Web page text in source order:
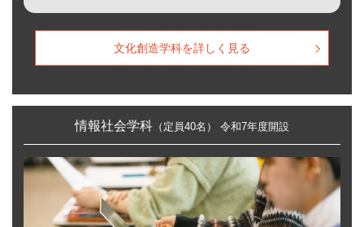
文化創造学科を詳しく見る
情報社会学科（定員40名） 令和7年度開設